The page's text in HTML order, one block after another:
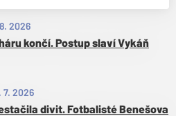
2026
končí. Postup slaví Vykáň
7. 2026
divit. Fotbalisté Benešova